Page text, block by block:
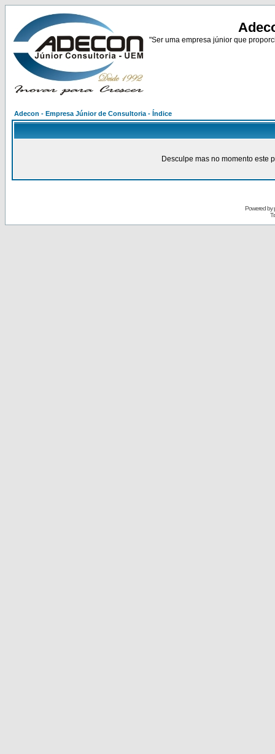
"Ser uma empresa júnior que
Adecon - Empresa Júnior de Consultoria - Índice
Desculpe mas no momento este
Powered by